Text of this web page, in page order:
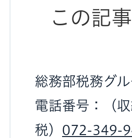
この記
総務部税務グ
電話番号：（収
税） 072-349-